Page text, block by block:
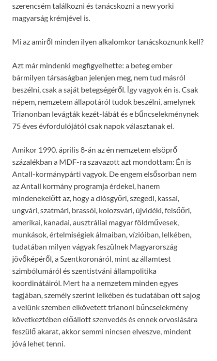
szerencsém találkozni és tanácskozni a new yorki
magyarság krémjével is.
Mi az amiről minden ilyen alkalomkor tanácskoznunk kell?
Azt már mindenki megfigyelhette: a beteg ember
bármilyen társaságban jelenjen meg, nem tud másról
beszélni, csak a saját betegségéről. Így vagyok én is. Csak
népem, nemzetem állapotáról tudok beszélni, amelynek
Trianonban levágták kezét-lábát és e bűncselekménynek
75 éves évfordulójától csak napok választanak el.
Amikor 1990. április 8-án az én nemzetem elsöprő
százalékban a MDF-ra szavazott azt mondottam: Én is
Antall-kormánypárti vagyok. De engem elsősorban nem
az Antall kormány programja érdekel, hanem
mindenekelőtt az, hogy a diósgyőri, szegedi, kassai,
ungvári, szatmári, brassói, kolozsvári, újvidéki, felsőőri,
amerikai, kanadai, ausztráliai magyar földművesek,
munkások, értelmiségiek álmaiban, vízióiban, lelkében,
tudatában milyen vágyak feszülnek Magyarország
jövőképéről, a Szentkoronáról, mint az államtest
szimbólumáról és szentistváni állampolitika
koordinátáiról. Mert ha a nemzetem minden egyes
tagjában, személy szerint lelkében és tudatában ott sajog
a velünk szemben elkövetett trianoni bűncselekmény
következtében előállott szenvedés és ennek orvoslására
feszülő akarat, akkor semmi nincsen elveszve, mindent
jóvá lehet tenni.